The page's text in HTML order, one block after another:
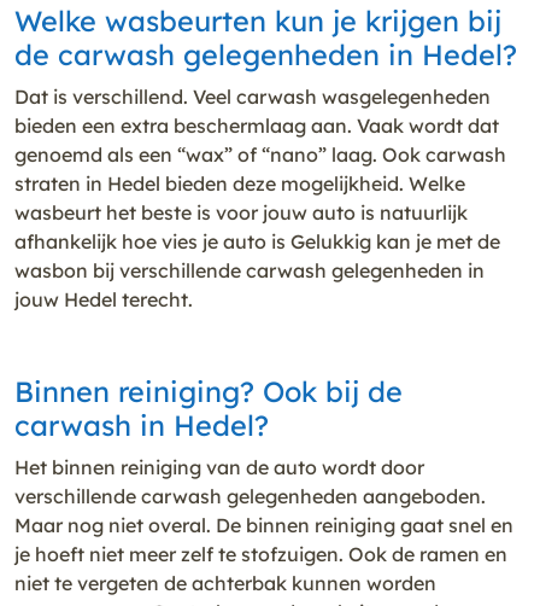
Welke wasbeurten kun je krijgen bij
de carwash gelegenheden in Hedel?
Dat is verschillend. Veel carwash wasgelegenheden
bieden een extra beschermlaag aan. Vaak wordt dat
genoemd als een “wax” of “nano” laag. Ook carwash
straten in Hedel bieden deze mogelijkheid. Welke
wasbeurt het beste is voor jouw auto is natuurlijk
afhankelijk hoe vies je auto is Gelukkig kan je met de
wasbon bij verschillende carwash gelegenheden in
jouw Hedel terecht.
Binnen reiniging? Ook bij de
carwash in Hedel?
Het binnen reiniging van de auto wordt door
verschillende carwash gelegenheden aangeboden.
Maar nog niet overal. De binnen reiniging gaat snel en
je hoeft niet meer zelf te stofzuigen. Ook de ramen en
niet te vergeten de achterbak kunnen worden